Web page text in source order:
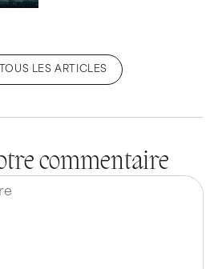
LES ARTICLES
commentaire